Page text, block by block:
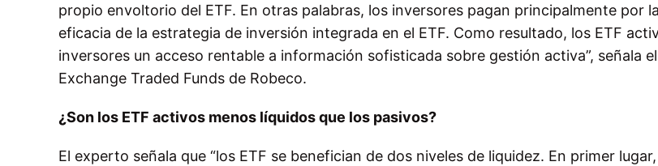
propio envoltorio del ETF. En otras palabras, los inversores pagan principalmente por
eficacia de la estrategia de inversión integrada en el ETF. Como resultado, los ETF
inversores un acceso rentable a información sofisticada sobre gestión activa”, señala
Exchange Traded Funds de Robeco.
¿Son los ETF activos menos líquidos que los pasivos?
El experto señala que “los ETF se benefician de dos niveles de liquidez. En primer